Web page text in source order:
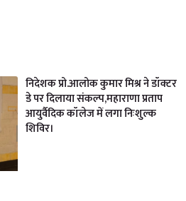
निदेशक प्रो.आलोक कुमार मिश्र ने डॉक्टर
डे पर दिलाया संकल्प,महाराणा प्रताप
आयुर्वैदिक कॉलेज में लगा निःशुल्क
शिविर।